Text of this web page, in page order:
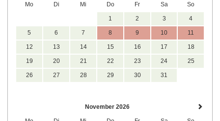
Mo Di Mi Do Fr Sa So
1 2 3 4
5 6 7 8 9 10 11
12 13 14 15 16 17 18
19 20 21 22 23 24 25
26 27 28 29 30 31
November 2026